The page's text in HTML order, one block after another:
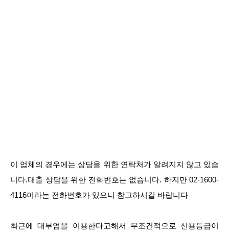
이 업체의 경우에는 상담을 위한 연락처가 알려지지 않고 있습
니다.대출 상담을 위한 전화번호는 없습니다. 하지만 02-1600-
4116이라는 전화번호가 있으니 참고하시길 바랍니다
최근에 대부업을 이용한다고해서 무조건적으로 신용등급이